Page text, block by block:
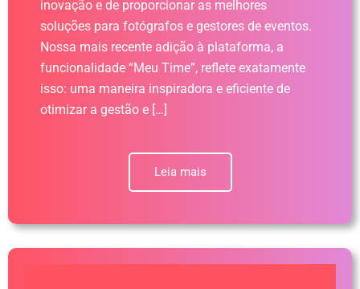
inovação e de proporcionar as melhores
soluções para fotógrafos e gestores de eventos.
Nossa mais recente adição à plataforma, a
funcionalidade “Meu Time”, reflete exatamente
isso: uma maneira inspiradora e eficiente de
otimizar a gestão e […]
Leia mais